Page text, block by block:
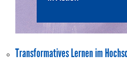
Transformatives Lernen im